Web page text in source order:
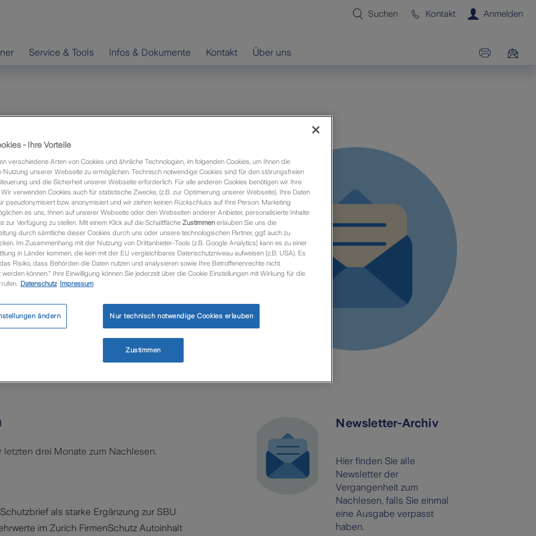
Suchen Kontakt Anmelden
Service & Tools Infos & Dokumente Kontakt Über uns
aus den Bereichen Leben und Sach.
auf dieser Seite. Ältere Ausgaben finden Sie
Zurich Makler Newsletter
Firmenprodukte
drei Monate zum Nachlesen.
als starke Ergänzung zur SBU
im Zurich FirmenSchutz Autoinhalt
Newsletter-Archiv
Hier finden Sie alle
Newsletter der
Vergangenheit zum
Nachlesen, falls Sie einmal
eine Ausgabe verpasst
haben.
- Ihre Vorteile
verschiedene Arten von Cookies und ähnliche Technologien, im folgenden Cookies, um Ihnen die
Nutzung unserer Webseite zu ermöglichen. Technisch notwendige Cookies sind für den störungsfreien
und die Sicherheit unserer Webseite erforderlich. Für alle anderen Cookies benötigen wir Ihre
verwenden Cookies auch für statistische Zwecke, (z.B. zur Optimierung unserer Webseite). Ihre Daten
pseudonymisiert bzw. anonymisiert und wir ziehen keinen Rückschluss auf Ihre Person. Marketing
es uns, Ihnen auf unserer Webseite oder den Webseiten anderer Anbieter, personalisierte Inhalte
zur Verfügung zu stellen. Mit einem Klick auf die Schaltfläche Zustimmen erlauben Sie uns die
durch sämtliche dieser Cookies durch uns oder unsere technologischen Partner, ggf. auch zu
Im Zusammenhang mit der Nutzung von Drittanbieter-Tools (z.B. Google Analytics) kann es zu einer
in Länder kommen, die kein mit der EU vergleichbares Datenschutzniveau aufweisen (z.B. USA). Es
Risiko, dass Behörden die Daten nutzen und analysieren sowie Ihre Betroffenenrechte nicht
können.“ Ihre Einwilligung können Sie jederzeit über die Cookie Einstellungen mit Wirkung für die
Datenschutz Impressum
Nur technisch notwendige Cookies erlauben
Zustimmen
ändern